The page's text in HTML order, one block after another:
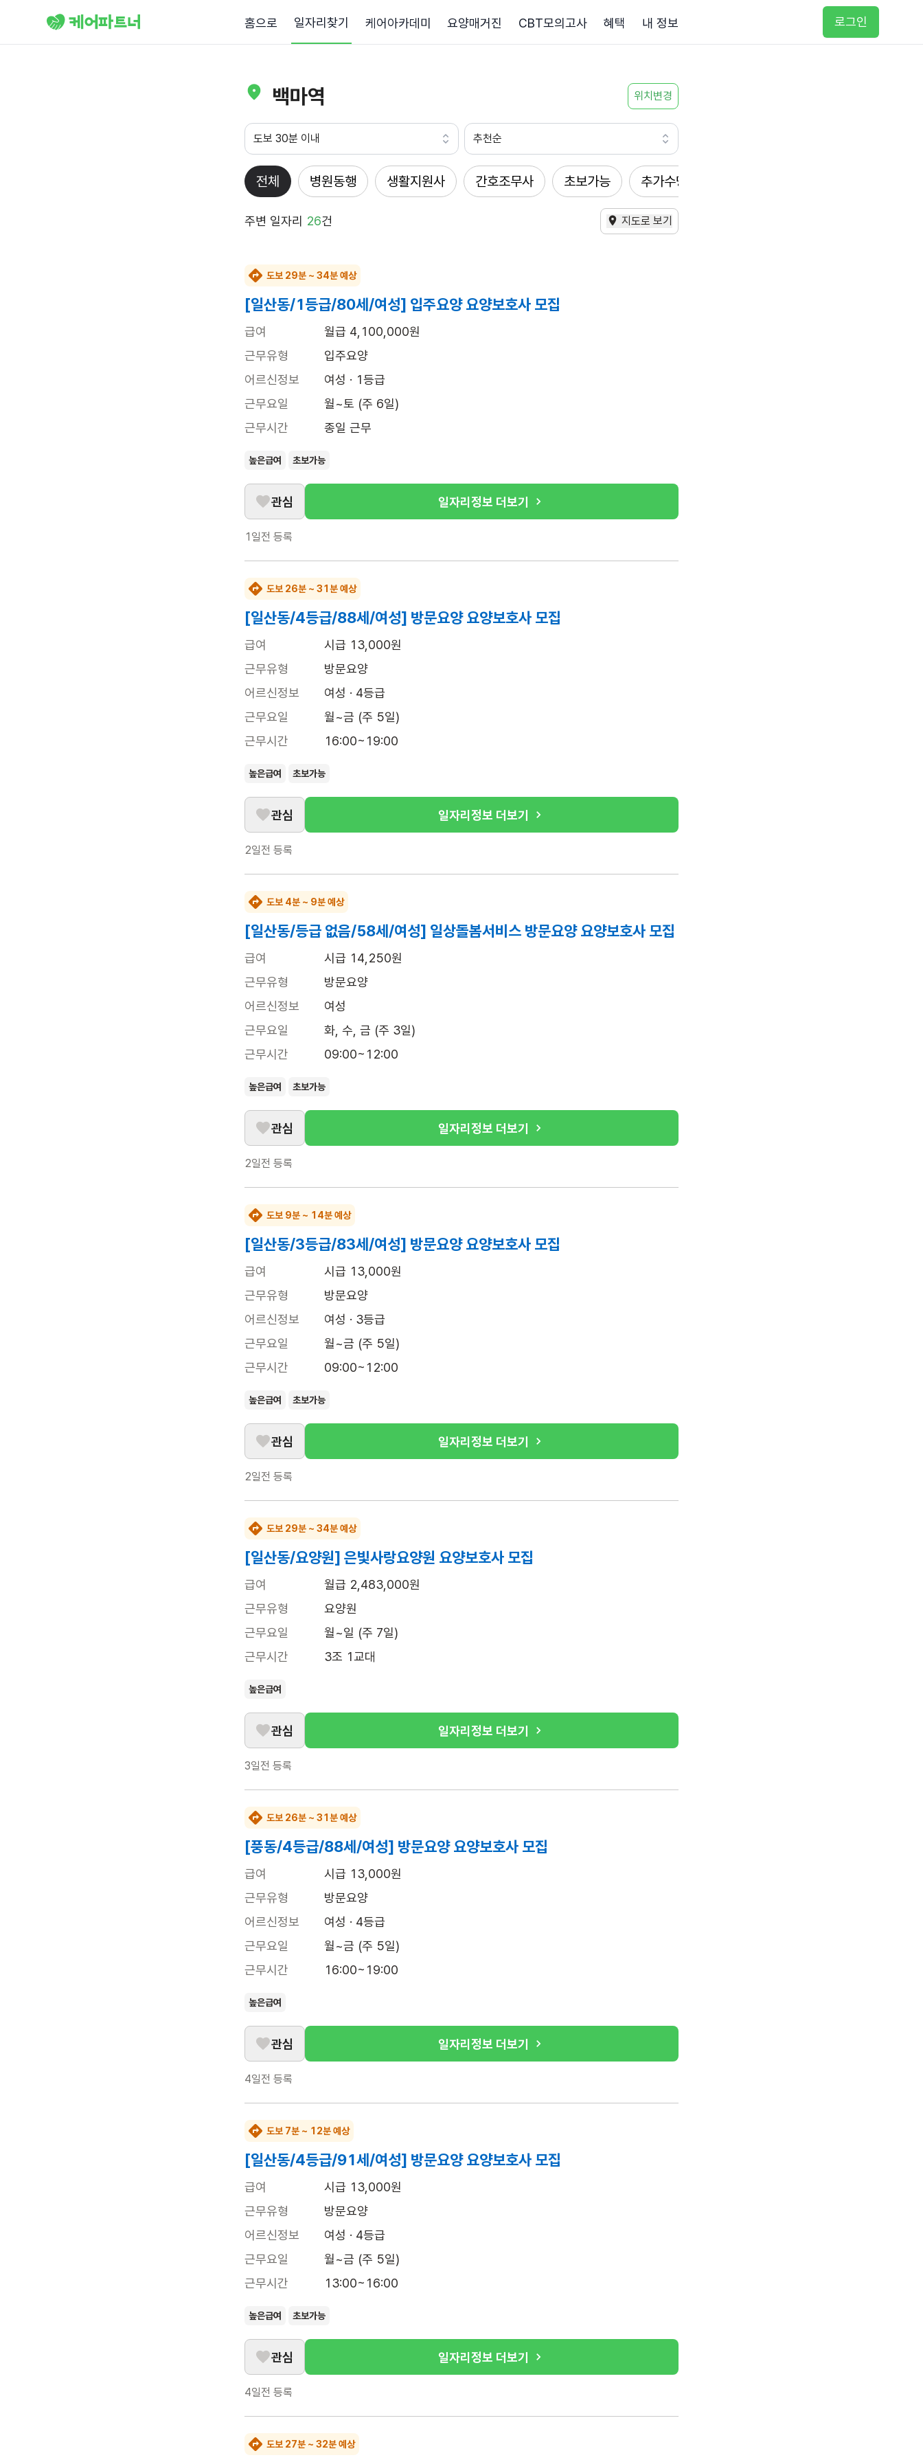
홈으로 일자리찾기 케어아카데미 요양매거진 CBT모의고사 혜택 내 정보 로그인
백마역 위치변경
도보 30분 이내 추천순
전체 병원동행 생활지원사 간호조무사 초보가능 추가수당
주변 일자리 26건 지도로 보기
도보 29분 ~ 34분 예상
[일산동/1등급/80세/여성] 입주요양 요양보호사 모집
급여
월급 4,100,000원
근무유형
입주요양
어르신정보
여성 · 1등급
근무요일
월~토 (주 6일)
근무시간
종일 근무
높은급여 초보가능
관심 일자리정보 더보기
1일전 등록
도보 26분 ~ 31분 예상
[일산동/4등급/88세/여성] 방문요양 요양보호사 모집
급여
시급 13,000원
근무유형
방문요양
어르신정보
여성 · 4등급
근무요일
월~금 (주 5일)
근무시간
16:00~19:00
높은급여 초보가능
관심 일자리정보 더보기
2일전 등록
도보 4분 ~ 9분 예상
[일산동/등급 없음/58세/여성] 일상돌봄서비스 방문요양 요양보호사 모집
급여
시급 14,250원
근무유형
방문요양
어르신정보
여성
근무요일
화, 수, 금 (주 3일)
근무시간
09:00~12:00
높은급여 초보가능
관심 일자리정보 더보기
2일전 등록
도보 9분 ~ 14분 예상
[일산동/3등급/83세/여성] 방문요양 요양보호사 모집
급여
시급 13,000원
근무유형
방문요양
어르신정보
여성 · 3등급
근무요일
월~금 (주 5일)
근무시간
09:00~12:00
높은급여 초보가능
관심 일자리정보 더보기
2일전 등록
도보 29분 ~ 34분 예상
[일산동/요양원] 은빛사랑요양원 요양보호사 모집
급여
월급 2,483,000원
근무유형
요양원
근무요일
월~일 (주 7일)
근무시간
3조 1교대
높은급여
관심 일자리정보 더보기
3일전 등록
도보 26분 ~ 31분 예상
[풍동/4등급/88세/여성] 방문요양 요양보호사 모집
급여
시급 13,000원
근무유형
방문요양
어르신정보
여성 · 4등급
근무요일
월~금 (주 5일)
근무시간
16:00~19:00
높은급여
관심 일자리정보 더보기
4일전 등록
도보 7분 ~ 12분 예상
[일산동/4등급/91세/여성] 방문요양 요양보호사 모집
급여
시급 13,000원
근무유형
방문요양
어르신정보
여성 · 4등급
근무요일
월~금 (주 5일)
근무시간
13:00~16:00
높은급여 초보가능
관심 일자리정보 더보기
4일전 등록
도보 27분 ~ 32분 예상